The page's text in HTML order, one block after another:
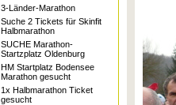
3-Länder-Marathon
Suche 2 Tickets für Skinfit
Halbmarathon
SUCHE Marathon-
Startzplatz Oldenburg
HM Startplatz Bodensee
Marathon gesucht
1x Halbmarathon Ticket
gesucht